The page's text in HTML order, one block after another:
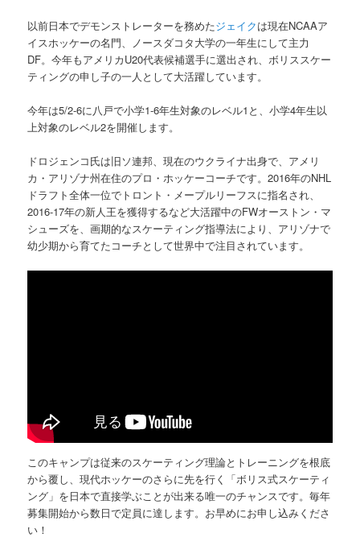
以前日本でデモンストレーターを務めたジェイクは現在NCAAア
イスホッケーの名門、ノースダコタ大学の一年生にして主力
DF。今年もアメリカU20代表候補選手に選出され、ボリススケー
ティングの申し子の一人として大活躍しています。
今年は5/2-6に八戸で小学1-6年生対象のレベル1と、小学4年生以
上対象のレベル2を開催します。
ドロジェンコ氏は旧ソ連邦、現在のウクライナ出身で、アメリ
カ・アリゾナ州在住のプロ・ホッケーコーチです。2016年のNHL
ドラフト全体一位でトロント・メープルリーフスに指名され、
2016-17年の新人王を獲得するなど大活躍中のFWオーストン・マ
シューズを、画期的なスケーティング指導法により、アリゾナで
幼少期から育てたコーチとして世界中で注目されています。
このキャンプは従来のスケーティング理論とトレーニングを根底
から覆し、現代ホッケーのさらに先を行く「ボリス式スケーティ
ング」を日本で直接学ぶことが出来る唯一のチャンスです。毎年
募集開始から数日で定員に達します。お早めにお申し込みくださ
い！